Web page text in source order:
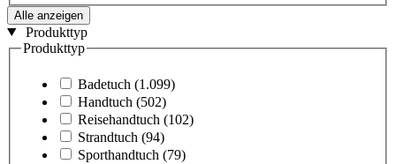
Alle anzeigen
Produkttyp
Produkttyp
Badetuch (1.099)
Handtuch (502)
Reisehandtuch (102)
Strandtuch (94)
Sporthandtuch (79)